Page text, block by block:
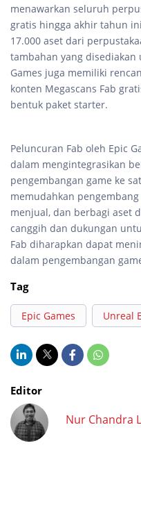
menawarkan seluruh
gratis hingga akhir tahun
17.000 aset dari
tambahan yang disediakan
Games juga memiliki
konten Megascans Fab
bentuk paket starter.
Peluncuran Fab oleh Epic
dalam mengintegrasikan
pengembangan game ke
memudahkan
menjual, dan berbagi aset
canggih dan dukungan
Fab diharapkan dapat
dalam pengembangan
Tag
Epic Games Unreal
Editor
Nur Chandra